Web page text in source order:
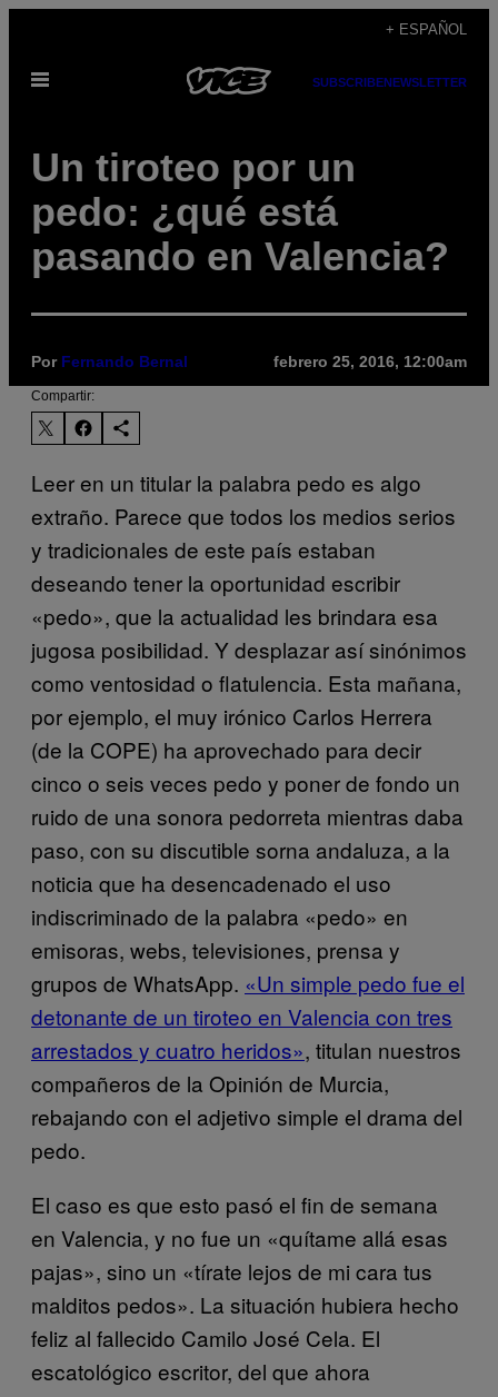
contenido
+ ESPAÑOL
Abrir
SUBSCRIBENEWSLETTER
Un tiroteo por un
pedo: ¿qué está
pasando en Valencia?
Por Fernando Bernal febrero 25, 2016, 12:00am
Compartir:
Leer en un titular la palabra pedo es algo
extraño. Parece que todos los medios serios
y tradicionales de este país estaban
deseando tener la oportunidad escribir
«pedo», que la actualidad les brindara esa
jugosa posibilidad. Y desplazar así sinónimos
como ventosidad o flatulencia. Esta mañana,
por ejemplo, el muy irónico Carlos Herrera
(de la COPE) ha aprovechado para decir
cinco o seis veces pedo y poner de fondo un
ruido de una sonora pedorreta mientras daba
paso, con su discutible sorna andaluza, a la
noticia que ha desencadenado el uso
indiscriminado de la palabra «pedo» en
emisoras, webs, televisiones, prensa y
grupos de WhatsApp. «Un simple pedo fue el
detonante de un tiroteo en Valencia con tres
arrestados y cuatro heridos», titulan nuestros
compañeros de la Opinión de Murcia,
rebajando con el adjetivo simple el drama del
pedo.
El caso es que esto pasó el fin de semana
en Valencia, y no fue un «quítame allá esas
pajas», sino un «tírate lejos de mi cara tus
malditos pedos». La situación hubiera hecho
feliz al fallecido Camilo José Cela. El
escatológico escritor, del que ahora